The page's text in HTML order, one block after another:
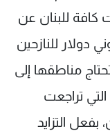
كافة للبنان عن
دولار للنازحين
مناطقها إلى
تراجعت
بفعل التزايد